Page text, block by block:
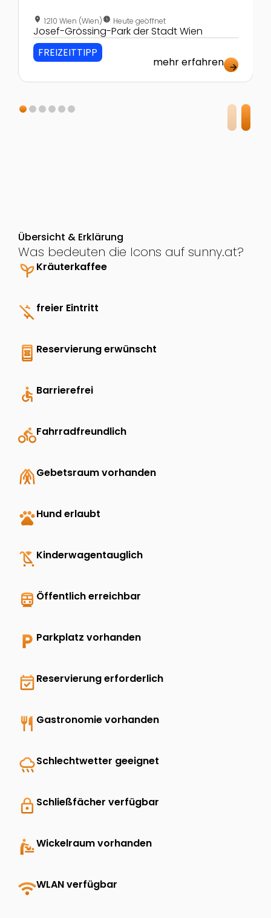
location_on 1210 Wien (Wien)nest_clock_farsight_analog Heute geöffnet
Josef-Grössing-Park der Stadt Wien
FREIZEITTIPP
mehr erfahren arrow_forward
Übersicht & Erklärung
Was bedeuten die Icons auf sunny.at?
psychiatryKräuterkaffee
money_off freier Eintritt
book_online Reservierung erwünscht
accessible Barrierefrei
directions_bikeFahrradfreundlich
folded_handsGebetsraum vorhanden
petsHund erlaubt
child_friendly Kinderwagentauglich
directions_transit Öffentlich erreichbar
local_parking Parkplatz vorhanden
event_availableReservierung erforderlich
restaurant Gastronomie vorhanden
rainySchlechtwetter geeignet
lock Schließfächer verfügbar
baby_changing_stationWickelraum vorhanden
wifiWLAN verfügbar